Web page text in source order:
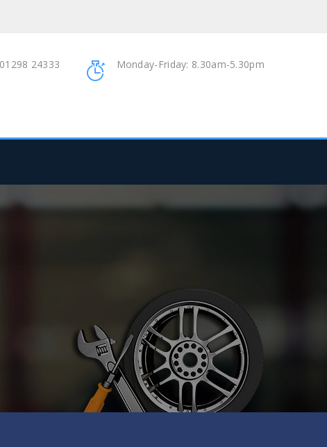
Monday-Friday: 8.30am-5.30pm
01298 24333